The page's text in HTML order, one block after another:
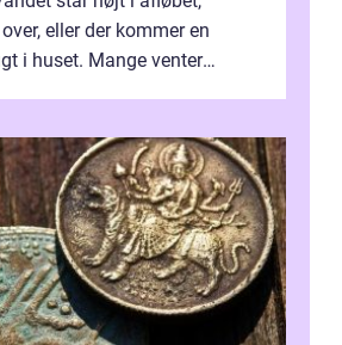
eller der kommer en
i huset. Mange venter